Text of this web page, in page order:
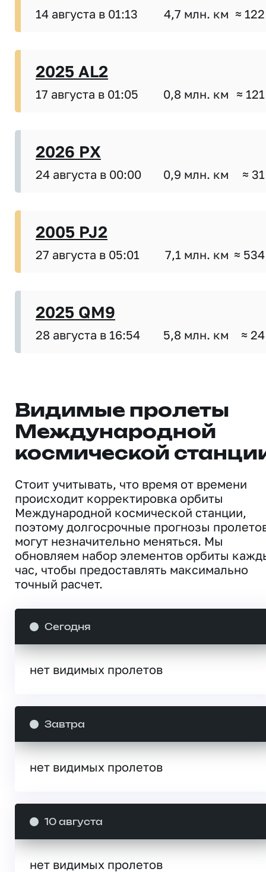
14 августа в 01:13 4,7 млн. км ≈
2025 AL2
17 августа в 01:05 0,8 млн. км ≈
2026 PX
24 августа в 00:00 0,9 млн. км ≈
2005 PJ2
27 августа в 05:01 7,1 млн. км ≈
2025 QM9
28 августа в 16:54 5,8 млн. км ≈
Видимые пролеты
Международной
космической
Стоит учитывать, что время от времени
происходит корректировка орбиты
Международной космической станции,
поэтому долгосрочные прогнозы
могут незначительно меняться. Мы
обновляем набор элементов орбиты
час, чтобы предоставлять максимально
точный расчет.
Сегодня
нет видимых пролетов
Завтра
нет видимых пролетов
10 августа
нет видимых пролетов